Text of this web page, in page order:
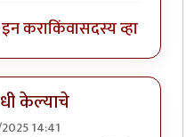
कराकिंवासदस्य व्हा
केल्याचे
14:41